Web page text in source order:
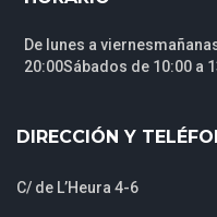
De lunes a
20:00Sábados de 10:00 a
DIRECCIÓN Y
C/ de L’Heura 4-6